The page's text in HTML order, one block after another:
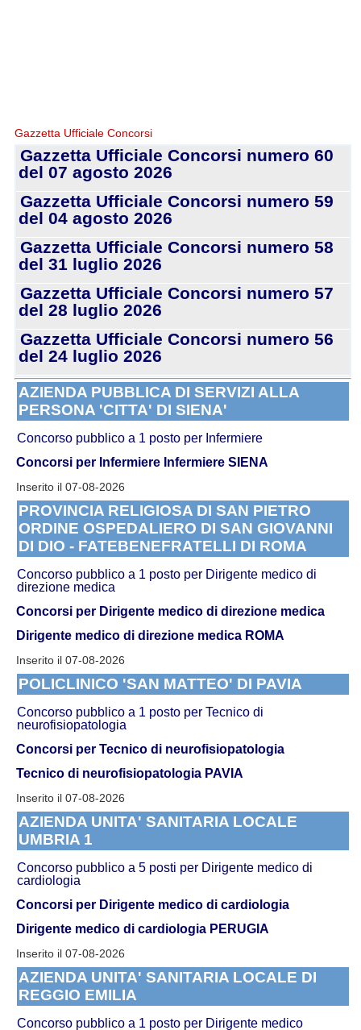
Gazzetta Ufficiale Concorsi
Gazzetta Ufficiale Concorsi numero 60
del 07 agosto 2026
Gazzetta Ufficiale Concorsi numero 59
del 04 agosto 2026
Gazzetta Ufficiale Concorsi numero 58
del 31 luglio 2026
Gazzetta Ufficiale Concorsi numero 57
del 28 luglio 2026
Gazzetta Ufficiale Concorsi numero 56
del 24 luglio 2026
AZIENDA PUBBLICA DI SERVIZI ALLA
PERSONA 'CITTA' DI SIENA'
Concorso pubblico a 1 posto per Infermiere
Concorsi per Infermiere Infermiere SIENA
Inserito il 07-08-2026
PROVINCIA RELIGIOSA DI SAN PIETRO
ORDINE OSPEDALIERO DI SAN GIOVANNI
DI DIO - FATEBENEFRATELLI DI ROMA
Concorso pubblico a 1 posto per Dirigente medico di
direzione medica
Concorsi per Dirigente medico di direzione medica
Dirigente medico di direzione medica ROMA
Inserito il 07-08-2026
POLICLINICO 'SAN MATTEO' DI PAVIA
Concorso pubblico a 1 posto per Tecnico di
neurofisiopatologia
Concorsi per Tecnico di neurofisiopatologia
Tecnico di neurofisiopatologia PAVIA
Inserito il 07-08-2026
AZIENDA UNITA' SANITARIA LOCALE
UMBRIA 1
Concorso pubblico a 5 posti per Dirigente medico di
cardiologia
Concorsi per Dirigente medico di cardiologia
Dirigente medico di cardiologia PERUGIA
Inserito il 07-08-2026
AZIENDA UNITA' SANITARIA LOCALE DI
REGGIO EMILIA
Concorso pubblico a 1 posto per Dirigente medico